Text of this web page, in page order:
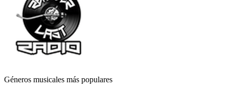
Géneros musicales más populares